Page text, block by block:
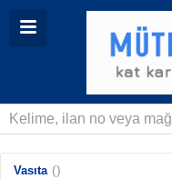
Vasıta ()